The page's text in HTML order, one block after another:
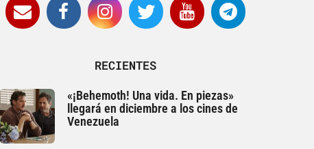
RECIENTES
«¡Behemoth! Una vida. En piezas»
llegará en diciembre a los cines de
Venezuela